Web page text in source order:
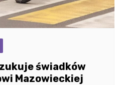
świadków
Mazowieckiej